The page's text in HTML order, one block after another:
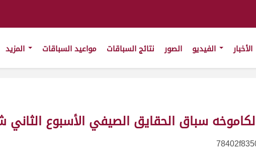
الأخبار الصور نتائج السباقات مواعيد السباقات
سباق الحقايق الصيفي الأسبوع الثاني ش1_ت24-6-